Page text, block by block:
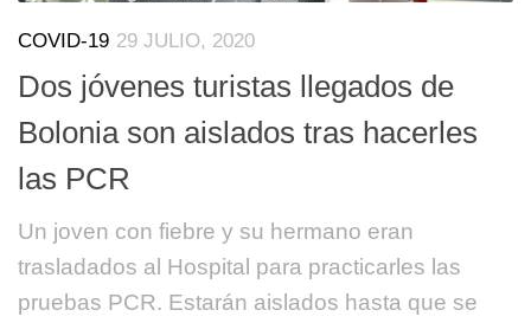
COVID-19 29 JULIO, 2020
Dos jóvenes turistas llegados de
Bolonia son aislados tras hacerles
las PCR
Un joven con fiebre y su hermano eran
trasladados al Hospital para practicarles las
pruebas PCR. Estarán aislados hasta que se